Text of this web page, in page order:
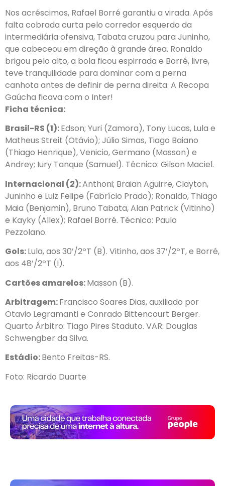
Nos acréscimos, Rafael Borré garantiu a virada. Após
falta cobrada curta pelo corredor esquerdo da
intermediária ofensiva, Tabata cruzou para Juninho,
que cabeceou em direção à grande área. Ronaldo
brigou pelo alto, a bola ficou espirrada e Borré, livre,
teve tranquilidade para dominar com a perna
canhota antes de definir de perna direita. A Recopa
Gaúcha ficava com o Inter!
Ficha técnica:
Brasil-RS (1):Edson; Yuri (Zamora), Tony Lucas, Lula e
Matheus Streit (Otávio); Júlio Simas, Tiago Baiano
(Thiago Henrique), Venicio, Germano (Masson) e
Andrey; Iury Tanque (Samuel). Técnico: Gilson Maciel.
Internacional (2):Anthoni; Braian Aguirre, Clayton,
Juninho e Luiz Felipe (Fabrício Prado); Ronaldo, Thiago
Maia (Benjamin), Bruno Tabata, Alan Patrick (Vitinho)
e Kayky (Allex); Rafael Borré. Técnico: Paulo
Pezzolano.
Gols:Lula, aos 30’/2ºT (B). Vitinho, aos 37’/2ºT, e Borré,
aos 48’/2ºT (I).
Cartões amarelos:Masson (B).
Arbitragem:Francisco Soares Dias, auxiliado por
Otavio Legramanti e Conrado Bittencourt Berger.
Quarto Árbitro: Tiago Pires Staduto. VAR: Douglas
Schwengber da Silva.
Estádio:Bento Freitas-RS.
Foto: Ricardo Duarte